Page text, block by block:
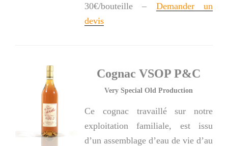
30€/bouteille – Demander un
devis
Cognac VSOP P&C
Very Special Old Production
Ce cognac travaillé sur notre
exploitation familiale, est issu
d’un assemblage d’eau de vie d’au